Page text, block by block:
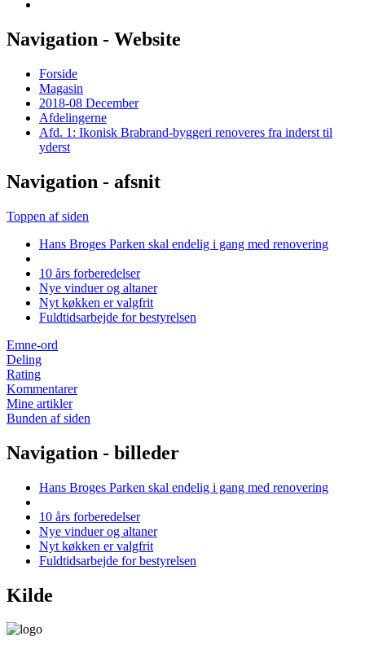
Navigation - Website
Forside
Magasin
2018-08 December
Afdelingerne
Afd. 1: Ikonisk Brabrand-byggeri renoveres fra inderst til
yderst
Navigation - afsnit
Toppen af siden
Hans Broges Parken skal endelig i gang med renovering
10 års forberedelser
Nye vinduer og altaner
Nyt køkken er valgfrit
Fuldtidsarbejde for bestyrelsen
Emne-ord
Deling
Rating
Kommentarer
Mine artikler
Bunden af siden
Navigation - billeder
Hans Broges Parken skal endelig i gang med renovering
10 års forberedelser
Nye vinduer og altaner
Nyt køkken er valgfrit
Fuldtidsarbejde for bestyrelsen
Kilde